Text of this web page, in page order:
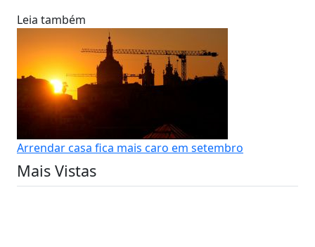
Leia também
Arrendar casa fica mais caro em setembro
Mais Vistas